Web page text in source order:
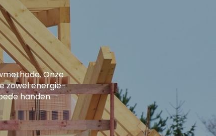
Onze
zowel energie-
handen.